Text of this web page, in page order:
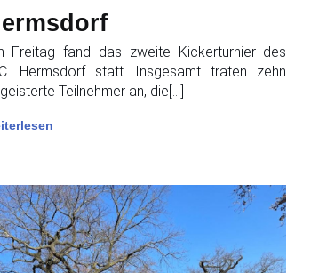
Freitag fand das zweite Kickerturnier des
Hermsdorf statt. Insgesamt traten zehn
Teilnehmer an, die[…]